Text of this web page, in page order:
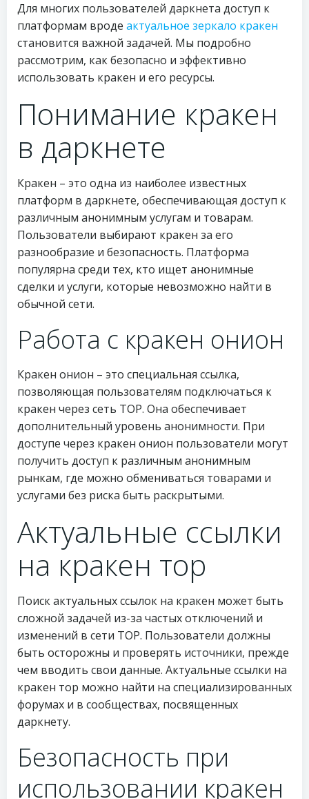
Для многих пользователей даркнета доступ к
платформам вроде актуальное зеркало кракен
становится важной задачей. Мы подробно
рассмотрим, как безопасно и эффективно
использовать кракен и его ресурсы.
Понимание кракен
в даркнете
Кракен – это одна из наиболее известных
платформ в даркнете, обеспечивающая доступ к
различным анонимным услугам и товарам.
Пользователи выбирают кракен за его
разнообразие и безопасность. Платформа
популярна среди тех, кто ищет анонимные
сделки и услуги, которые невозможно найти в
обычной сети.
Работа с кракен онион
Кракен онион – это специальная ссылка,
позволяющая пользователям подключаться к
кракен через сеть ТОР. Она обеспечивает
дополнительный уровень анонимности. При
доступе через кракен онион пользователи могут
получить доступ к различным анонимным
рынкам, где можно обмениваться товарами и
услугами без риска быть раскрытыми.
Актуальные ссылки
на кракен тор
Поиск актуальных ссылок на кракен может быть
сложной задачей из-за частых отключений и
изменений в сети ТОР. Пользователи должны
быть осторожны и проверять источники, прежде
чем вводить свои данные. Актуальные ссылки на
кракен тор можно найти на специализированных
форумах и в сообществах, посвященных
даркнету.
Безопасность при
использовании кракен